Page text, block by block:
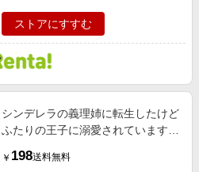
ストアにすすむ
シンデレラの義理姉に転生したけど
ふたりの王子に溺愛されています
￥ 198送料無料